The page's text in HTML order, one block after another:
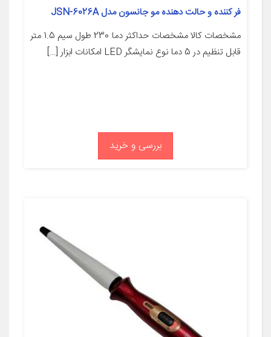
فر کننده و حالت دهنده مو جانسون مدل JSN-6026A
مشخصات کالا مشخصات حداکثر دما 230 طول سیم 1.5 متر
قابل تنظیم در 5 دما نوع نمایشگر LED امکانات ابزار […]
بررسی و خرید